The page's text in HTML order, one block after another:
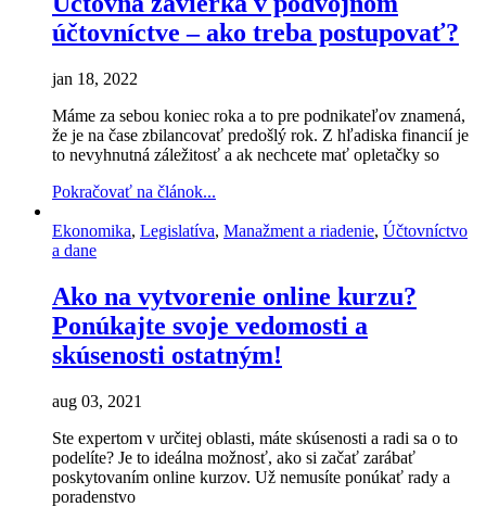
účtovníctve – ako treba postupovať?
jan 18, 2022
Máme za sebou koniec roka a to pre podnikateľov znamená,
že je na čase zbilancovať predošlý rok. Z hľadiska financií je
to nevyhnutná záležitosť a ak nechcete mať opletačky so
Pokračovať na článok...
Ekonomika, Legislatíva, Manažment a riadenie, Účtovníctvo
a dane
Ako na vytvorenie online kurzu?
Ponúkajte svoje vedomosti a
skúsenosti ostatným!
aug 03, 2021
Ste expertom v určitej oblasti, máte skúsenosti a radi sa o to
podelíte? Je to ideálna možnosť, ako si začať zarábať
poskytovaním online kurzov. Už nemusíte ponúkať rady a
poradenstvo